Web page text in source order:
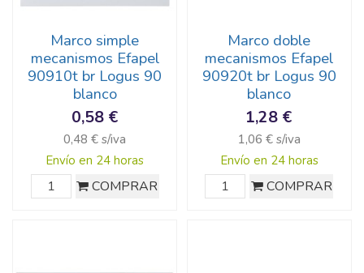
Marco simple
mecanismos Efapel
90910t br Logus 90
blanco
0,58 €
0,48 € s/iva
Envío en 24 horas
COMPRAR
Marco doble
mecanismos Efapel
90920t br Logus 90
blanco
1,28 €
1,06 € s/iva
Envío en 24 horas
COMPRAR